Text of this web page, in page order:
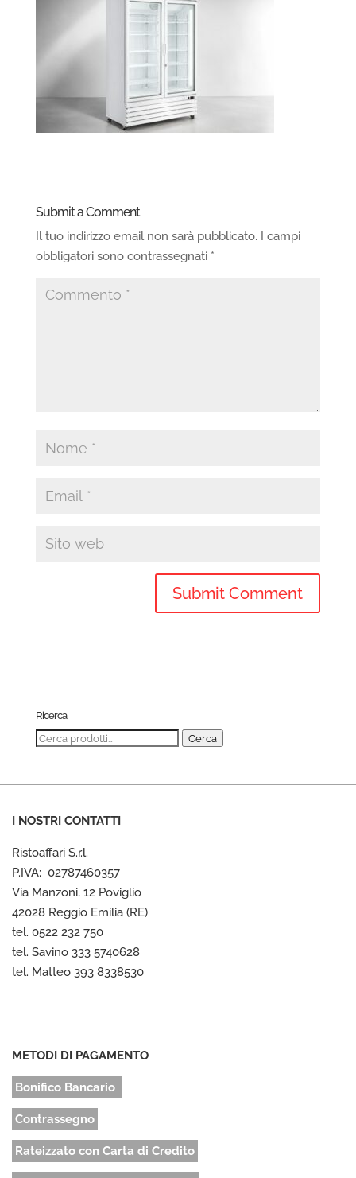
Submit a Comment
Il tuo indirizzo email non sarà pubblicato. I campi
obbligatori sono contrassegnati *
Ricerca
Cerca: Cerca
I NOSTRI CONTATTI
Ristoaffari S.r.l.
P.IVA: 02787460357
Via Manzoni, 12 Poviglio
42028 Reggio Emilia (RE)
tel. 0522 232 750
tel. Savino 333 5740628
tel. Matteo 393 8338530
METODI DI PAGAMENTO
Bonifico Bancario
Contrassegno
Rateizzato con Carta di Credito